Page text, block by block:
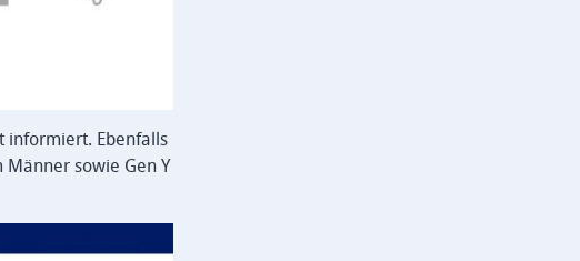
informiert. Ebenfalls
sowie Gen Y